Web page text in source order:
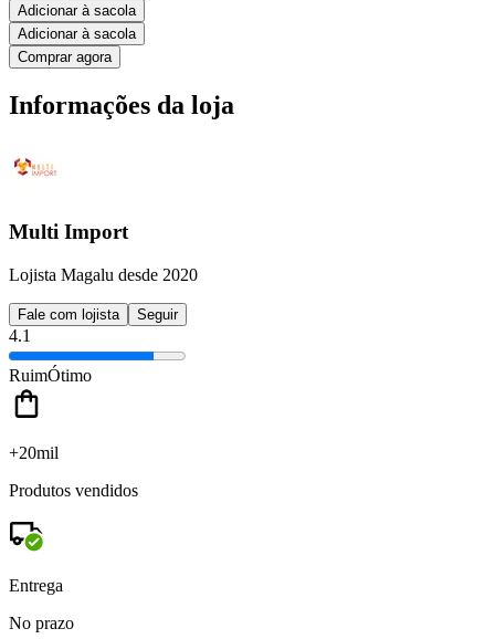
Adicionar à sacola
Adicionar à sacola
Comprar agora
Informações da loja
Multi Import
Lojista Magalu desde 2020
Fale com lojista Seguir
4.1
RuimÓtimo
+20mil
Produtos vendidos
Entrega
No prazo